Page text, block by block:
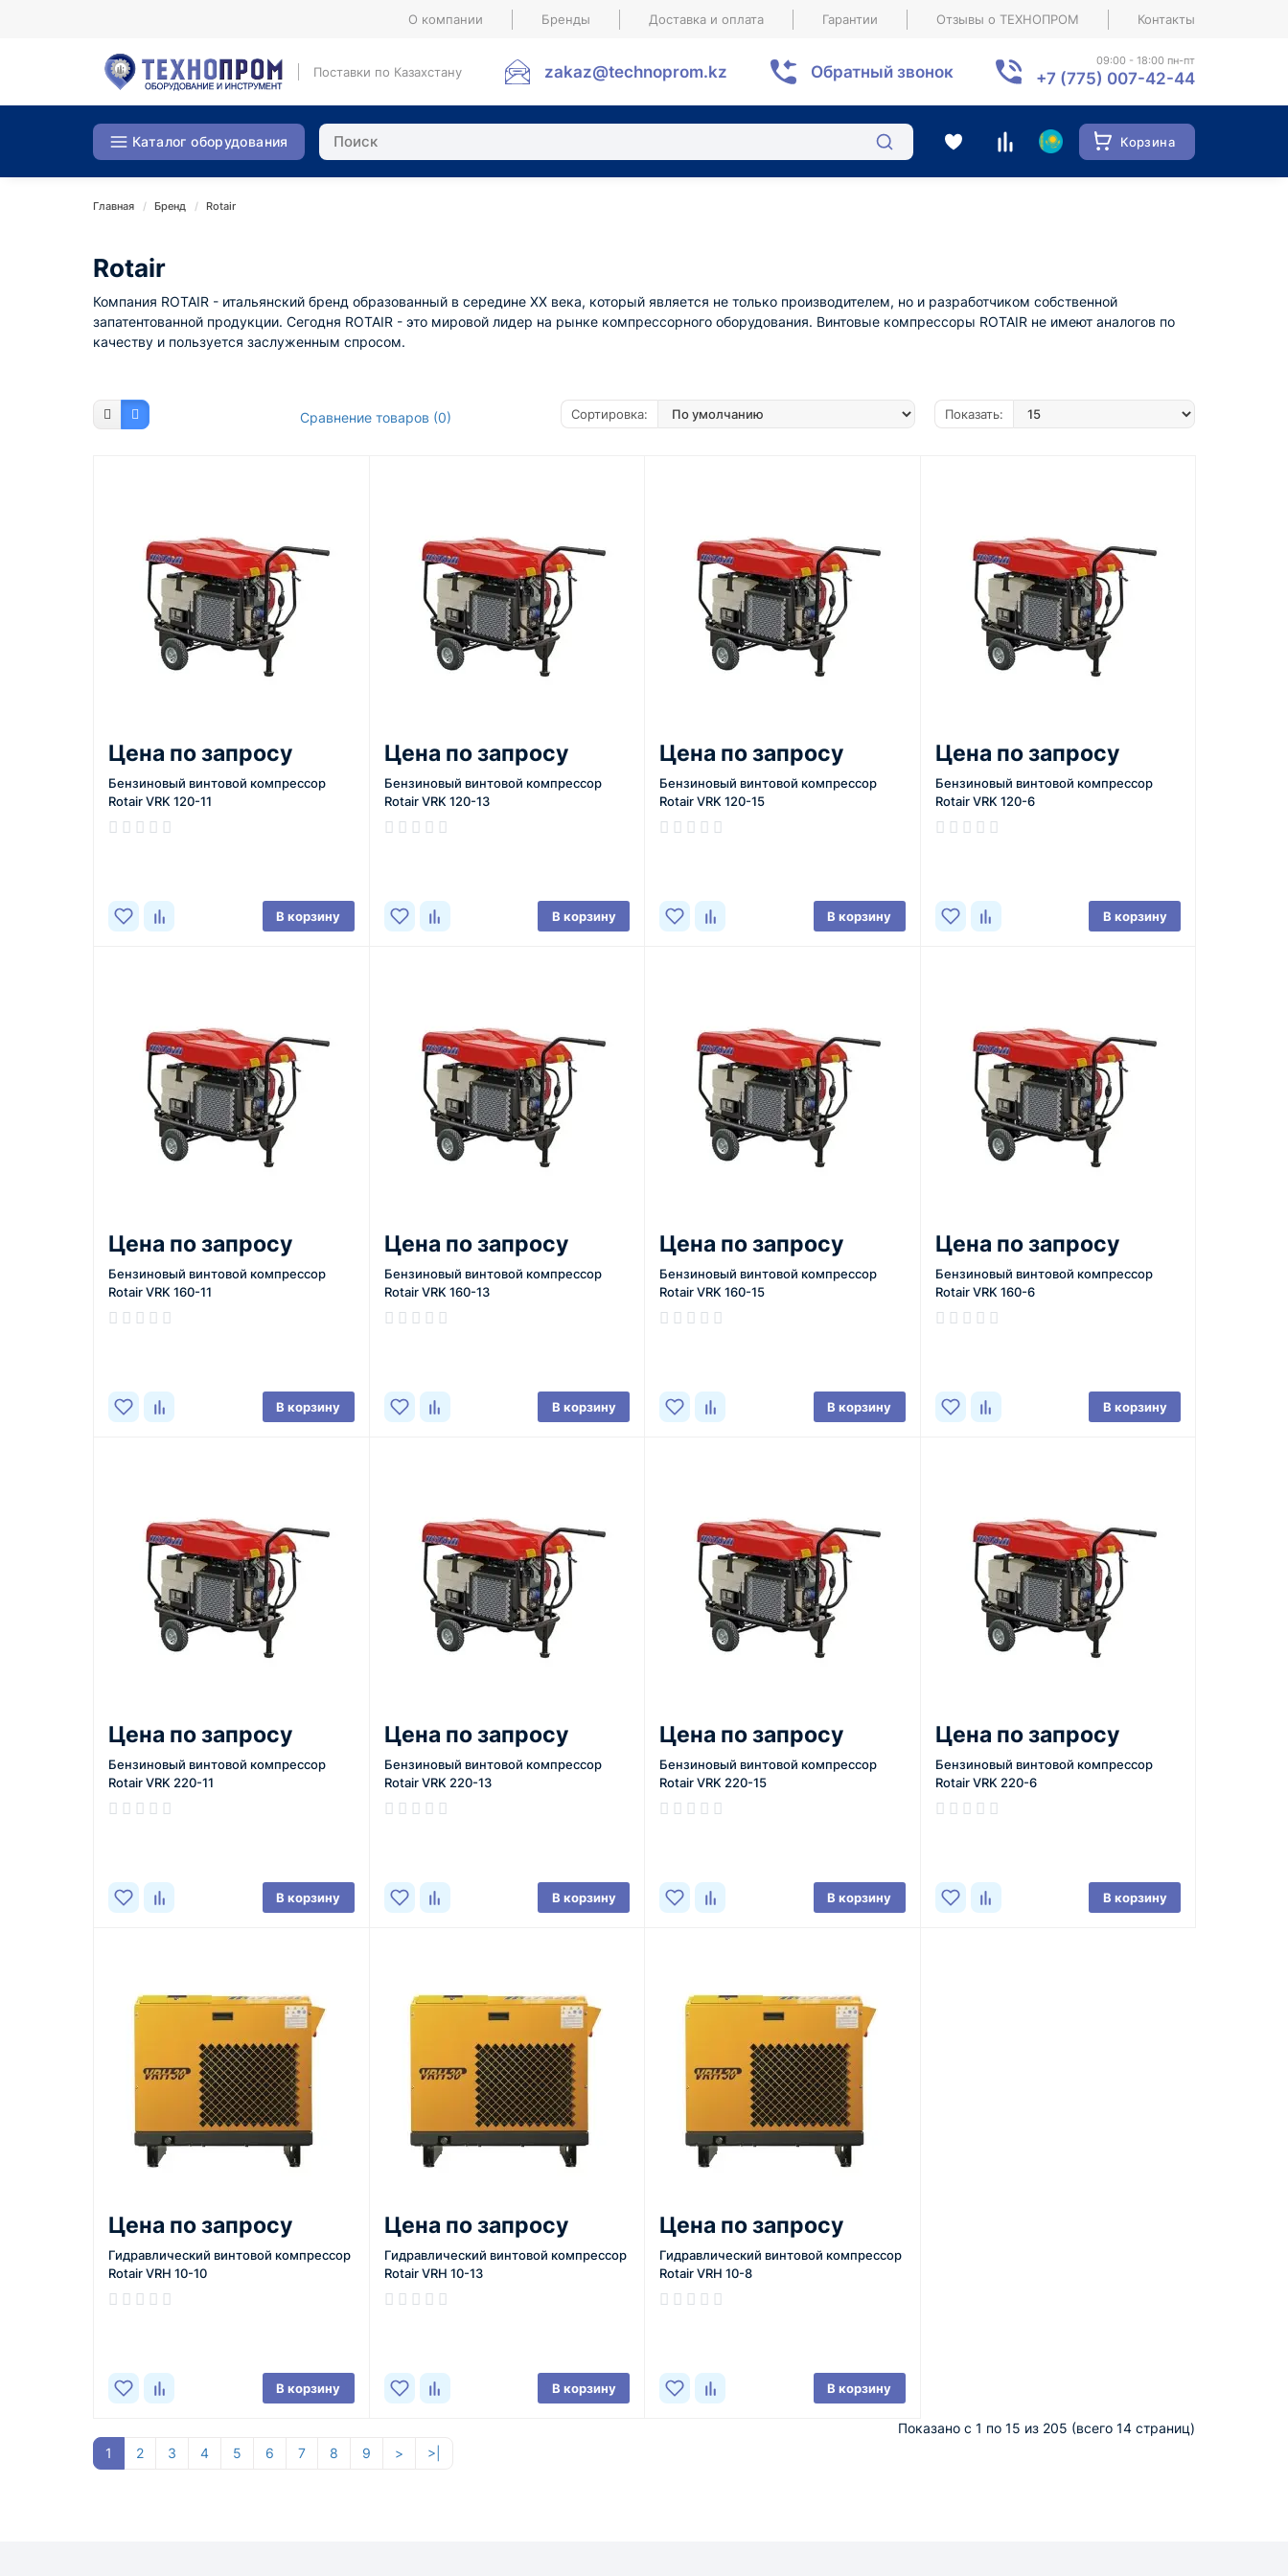
О компании Бренды Доставка и оплата Гарантии Отзывы о ТЕХНОПРОМ Контакты
Поставки по Казахстану zakaz@technoprom.kz Обратный звонок
09:00 - 18:00 пн-пт
+7 (775) 007-42-44
Каталог оборудования Корзина
Главная Бренд Rotair
Rotair
Компания ROTAIR - итальянский бренд образованный в середине XX века, который является не только производителем, но и разработчиком собственной
запатентованной продукции. Сегодня ROTAIR - это мировой лидер на рынке компрессорного оборудования. Винтовые компрессоры ROTAIR не имеют аналогов по
качеству и пользуется заслуженным спросом.
Сравнение товаров (0) Сортировка: Показать:
Цена по запросу
Бензиновый винтовой компрессор
Rotair VRK 120-11
В корзину
Цена по запросу
Бензиновый винтовой компрессор
Rotair VRK 120-13
В корзину
Цена по запросу
Бензиновый винтовой компрессор
Rotair VRK 120-15
В корзину
Цена по запросу
Бензиновый винтовой компрессор
Rotair VRK 120-6
В корзину
Цена по запросу
Бензиновый винтовой компрессор
Rotair VRK 160-11
В корзину
Цена по запросу
Бензиновый винтовой компрессор
Rotair VRK 160-13
В корзину
Цена по запросу
Бензиновый винтовой компрессор
Rotair VRK 160-15
В корзину
Цена по запросу
Бензиновый винтовой компрессор
Rotair VRK 160-6
В корзину
Цена по запросу
Бензиновый винтовой компрессор
Rotair VRK 220-11
В корзину
Цена по запросу
Бензиновый винтовой компрессор
Rotair VRK 220-13
В корзину
Цена по запросу
Бензиновый винтовой компрессор
Rotair VRK 220-15
В корзину
Цена по запросу
Бензиновый винтовой компрессор
Rotair VRK 220-6
В корзину
Цена по запросу
Гидравлический винтовой компрессор
Rotair VRH 10-10
В корзину
Цена по запросу
Гидравлический винтовой компрессор
Rotair VRH 10-13
В корзину
Цена по запросу
Гидравлический винтовой компрессор
Rotair VRH 10-8
В корзину
1 2 3 4 5 6 7 8 9 > >|
Показано с 1 по 15 из 205 (всего 14 страниц)